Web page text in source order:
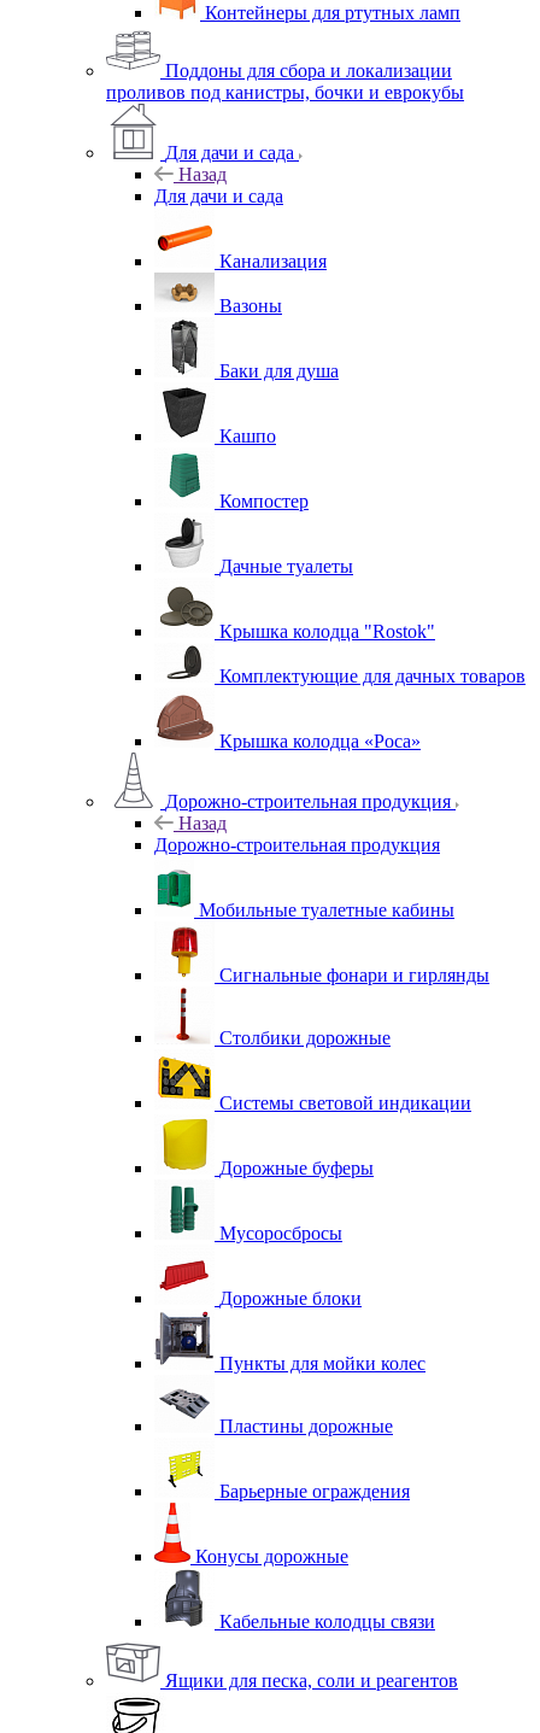
Контейнеры для ртутных ламп
Поддоны для сбора и локализации
проливов под канистры, бочки и еврокубы
Для дачи и сада
Назад
Для дачи и сада
Канализация
Вазоны
Баки для душа
Кашпо
Компостер
Дачные туалеты
Крышка колодца "Rostok"
Комплектующие для дачных товаров
Крышка колодца «Роса»
Дорожно-строительная продукция
Назад
Дорожно-строительная продукция
Мобильные туалетные кабины
Сигнальные фонари и гирлянды
Столбики дорожные
Системы световой индикации
Дорожные буферы
Мусоросбросы
Дорожные блоки
Пункты для мойки колес
Пластины дорожные
Барьерные ограждения
Конусы дорожные
Кабельные колодцы связи
Ящики для песка, соли и реагентов